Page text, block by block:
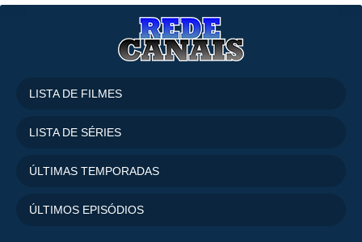
LISTA DE FILMES
LISTA DE SÉRIES
ÚLTIMAS TEMPORADAS
ÚLTIMOS EPISÓDIOS